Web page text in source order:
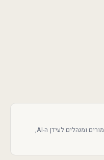
שילוב כלי AI בהוראה ולמידה, הכשרת מורים ומנהלים לעידן ה-AI,